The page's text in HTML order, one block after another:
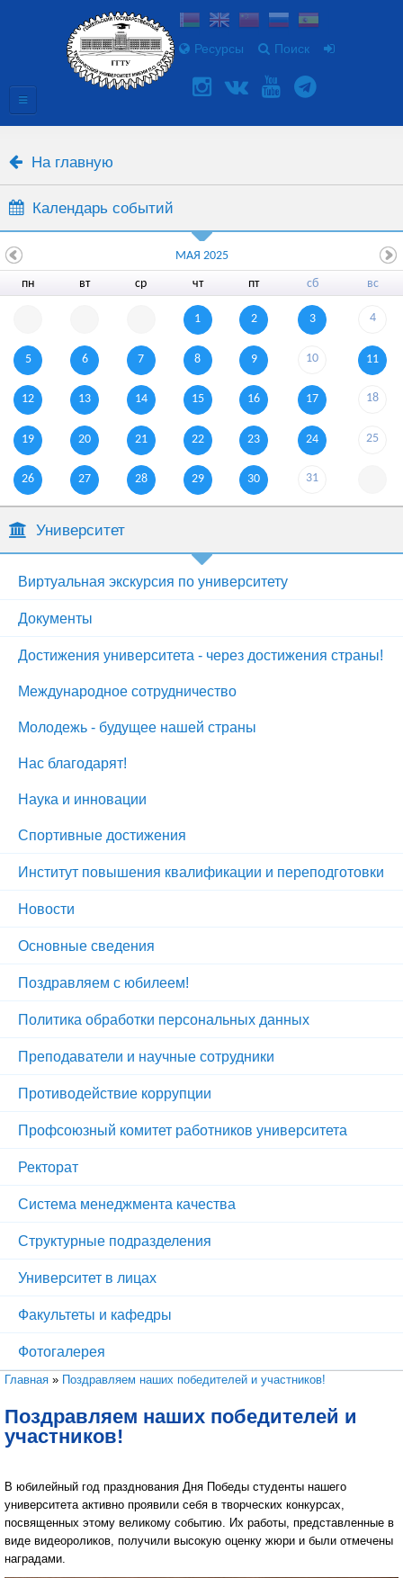
Ресурсы Поиск
На главную
Календарь событий
пн вт ср чт пт сб вс
1 2 3 4
5 6 7 8 9 10 11
12 13 14 15 16 17 18
19 20 21 22 23 24 25
26 27 28 29 30 31
МАЯ 2025
Университет
Виртуальная экскурсия по университету
Документы
Достижения университета - через достижения страны!
Международное сотрудничество
Молодежь - будущее нашей страны
Нас благодарят!
Наука и инновации
Спортивные достижения
Институт повышения квалификации и переподготовки
Новости
Основные сведения
Поздравляем с юбилеем!
Политика обработки персональных данных
Преподаватели и научные сотрудники
Противодействие коррупции
Профсоюзный комитет работников университета
Ректорат
Система менеджмента качества
Структурные подразделения
Университет в лицах
Факультеты и кафедры
Фотогалерея
Вы здесь
Главная » Поздравляем наших победителей и участников!
Поздравляем наших победителей и
участников!
В юбилейный год празднования Дня Победы студенты нашего
университета активно проявили себя в творческих конкурсах,
посвященных этому великому событию. Их работы, представленные в
виде видеороликов, получили высокую оценку жюри и были отмечены
наградами.